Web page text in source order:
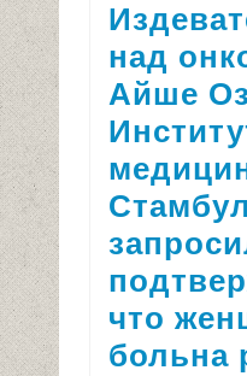
над
Айше
что
больна